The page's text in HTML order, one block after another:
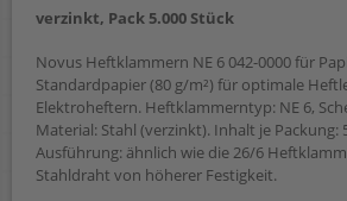
verzinkt, Pack 5.000 Stück
Novus Heftklammern NE 6 042-0000 für
Standardpapier (80 g/m²) für optimale
Elektroheftern. Heftklammerntyp: NE 6,
Material: Stahl (verzinkt). Inhalt je Packung:
Ausführung: ähnlich wie die 26/6
Stahldraht von höherer Festigkeit.